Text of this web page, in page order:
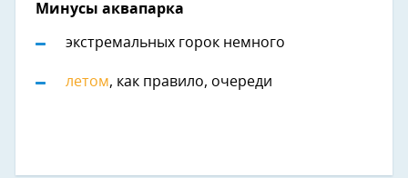
Минусы аквапарка
экстремальных горок немного
летом, как правило, очереди